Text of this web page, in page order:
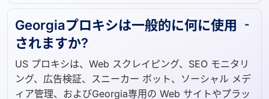
Georgiaプロキシは一般的に何に使用
されますか?
US プロキシは、Web スクレイピング、SEO モニタリ
ング、広告検証、スニーカー ボット、ソーシャル メデ